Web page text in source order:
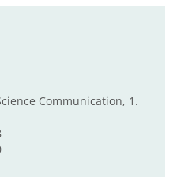
Communication, 1.